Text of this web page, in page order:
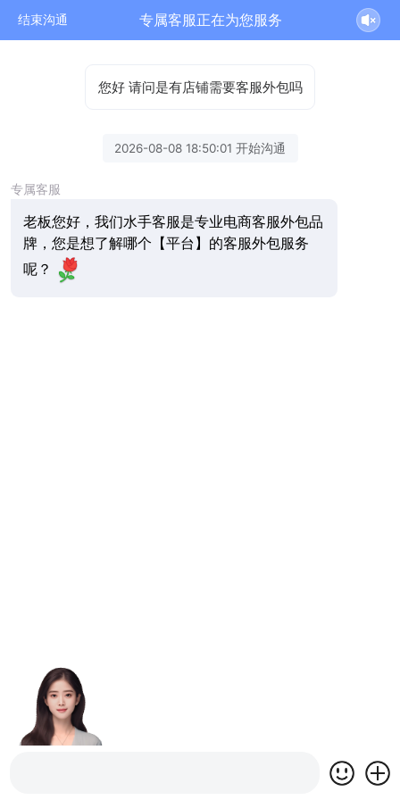
结束沟通 专属客服正在为您服务
您好 请问是有店铺需要客服外包吗
2026-08-08 18:50:01 开始沟通
专属客服
老板您好，我们水手客服是专业电商客服外包品
牌，您是想了解哪个【平台】的客服外包服务
呢？